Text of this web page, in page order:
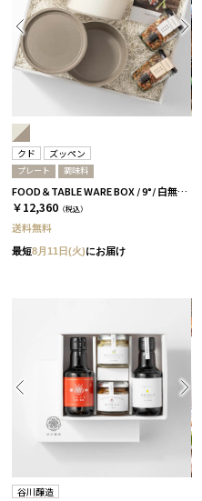
クド ズッペン
プレート 調味料
FOOD＆TABLE WARE BOX / 9°/ 白無垢&茶大色
￥12,360 （税込）
送料無料
最短8月11日(火)にお届け
谷川醸造